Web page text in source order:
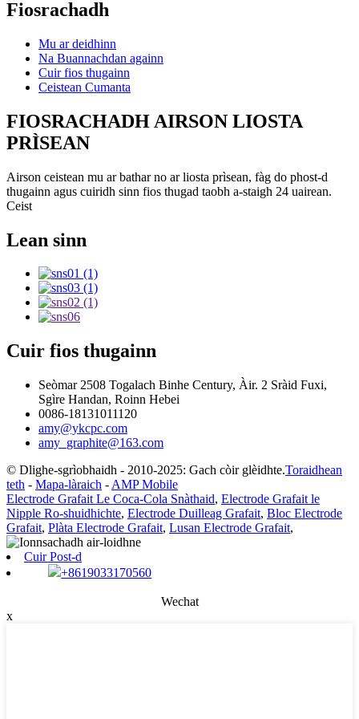
Fiosrachadh
Mu ar deidhinn
Na Buannachdan againn
Cuir fios thugainn
Ceistean Cumanta
FIOSRACHADH AIRSON LIOSTA
PRÌSEAN
Airson ceistean mu ar bathar no ar liosta prìsean, fàg do phost-d
thugainn agus cuiridh sinn fios thugad taobh a-staigh 24 uairean.
Ceist
Lean sinn
Cuir fios thugainn
Seòmar 2508 Togalach Binhe Century, Àir. 2 Sràid Fuxi,
Sgìre Handan, Roinn Hebei
0086-18131011120
amy@ykcpc.com
amy_graphite@163.com
© Dlighe-sgrìobhaidh - 2010-2025: Gach còir glèidhte.Toraidhean
teth - Mapa-làraich - AMP Mobile
Electrode Grafait Le Coca-Cola Snàthaid, Electrode Grafait le
Nipple Ro-shuidhichte, Electrode Duilleag Grafait, Bloc Electrode
Grafait, Plàta Electrode Grafait, Lusan Electrode Grafait,
Cuir Post-d
+8619033170560
Wechat
x